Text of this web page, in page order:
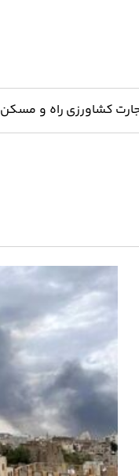
کشاورزی راه و مسکن